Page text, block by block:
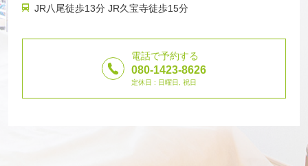
JR八尾徒歩13分 JR久宝寺徒歩15分
電話で予約する
080-1423-8626
定休日 : 日曜日, 祝日